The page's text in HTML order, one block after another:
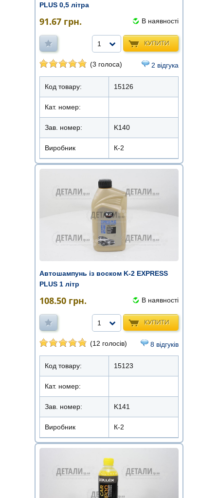
PLUS 0,5 літра
91.67 грн. В наявності
КУПИТИ
1
(3 голоса) 2 відгука
Код товару: 15126
Кат. номер:
Зав. номер: K140
Виробник К-2
Автошампунь із воском K-2 EXPRESS
PLUS 1 літр
108.50 грн. В наявності
КУПИТИ
1
(12 голосів) 8 відгуків
Код товару: 15123
Кат. номер:
Зав. номер: K141
Виробник К-2